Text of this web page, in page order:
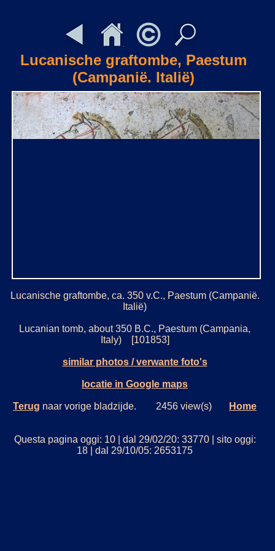
Lucanische graftombe, Paestum
(Campanië. Italië)
Lucanische graftombe, ca. 350 v.C., Paestum (Campanië.
Italië)
Lucanian tomb, about 350 B.C., Paestum (Campania,
Italy) [101853]
similar photos / verwante foto's
locatie in Google maps
Terug naar vorige bladzijde. 2456 view(s) Home
Questa pagina oggi: 10 | dal 29/02/20: 33770 | sito oggi:
18 | dal 29/10/05: 2653175